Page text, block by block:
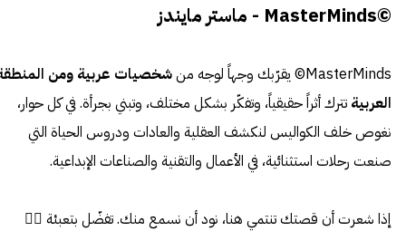
©MasterMinds - ماستر مايندز
MasterMinds© يقرّبك وجهاً لوجه من
شخصيات عربية ومن
العربية تترك أثراً حقيقياً، وتفكّر بشكل مختلف، وتبني بجرأة. في كل حوار،
نغوص خلف الكواليس لنكشف العقلية والعادات ودروس الحياة التي
صنعت رحلات استثنائية، في الأعمال والتقنية والصناعات الإبداعية.
إذا شعرت أن قصتك تنتمي هنا، نود أن نسمع منك. تفضّل بتعبئة 👈🏼